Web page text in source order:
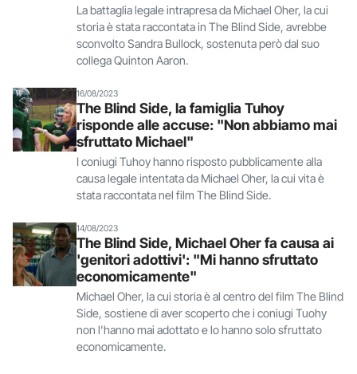
La battaglia legale intrapresa da Michael Oher, la cui
storia è stata raccontata in The Blind Side, avrebbe
sconvolto Sandra Bullock, sostenuta però dal suo
collega Quinton Aaron.
16/08/2023
The Blind Side, la famiglia Tuhoy
risponde alle accuse: "Non abbiamo mai
sfruttato Michael"
I coniugi Tuhoy hanno risposto pubblicamente alla
causa legale intentata da Michael Oher, la cui vita è
stata raccontata nel film The Blind Side.
14/08/2023
The Blind Side, Michael Oher fa causa ai
'genitori adottivi': "Mi hanno sfruttato
economicamente"
Michael Oher, la cui storia è al centro del film The Blind
Side, sostiene di aver scoperto che i coniugi Tuohy
non l'hanno mai adottato e lo hanno solo sfruttato
economicamente.